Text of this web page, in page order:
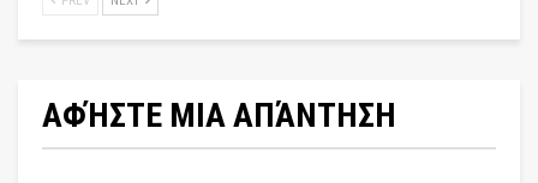
ΑΦΉΣΤΕ ΜΙΑ ΑΠΆΝΤΗΣΗ